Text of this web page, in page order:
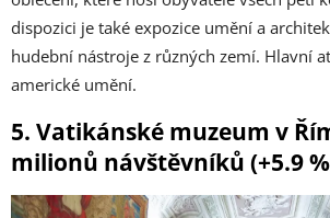
dispozici je také expozice umění a
hudební nástroje z různých zemí. Hlavní
americké umění.
5. Vatikánské muzeum v
milionů návštěvníků (+5.9